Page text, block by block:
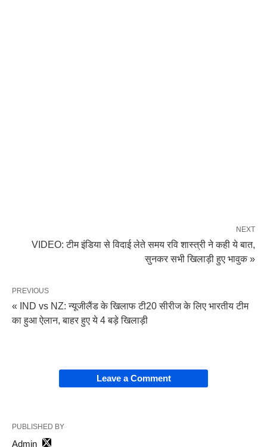
NEXT
VIDEO: टीम इंडिया से विदाई लेते समय रवि शास्त्री ने कही ये बात,
सुनकर सभी खिलाड़ी हुए भावुक »
PREVIOUS
« IND vs NZ: न्यूजीलैंड के खिलाफ टी20 सीरीज के लिए भारतीय टीम
का हुआ ऐलान, बाहर हुए ये 4 बड़े खिलाड़ी
Leave a Comment
PUBLISHED BY
Admin